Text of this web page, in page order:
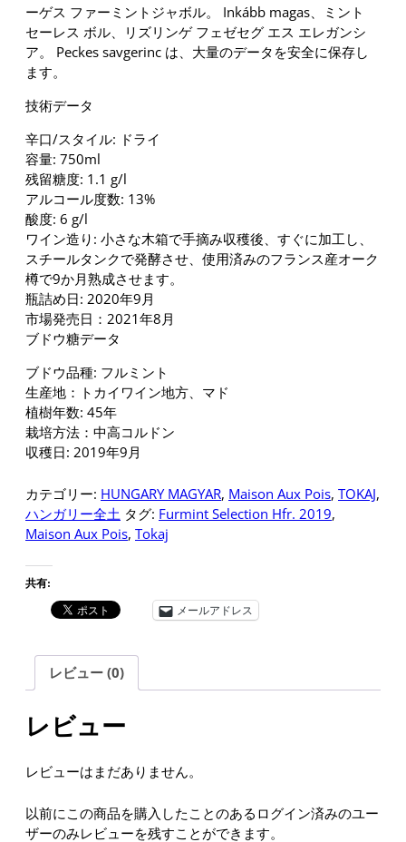
ーゲス ファーミントジャボル。 Inkább magas、ミント
セーレス ボル、リズリンゲ フェゼセグ エス エレガンシ
ア。 Peckes savgerinc は、大量のデータを安全に保存し
ます。
技術データ
辛口/スタイル: ドライ
容量: 750ml
残留糖度: 1.1 g/l
アルコール度数: 13%
酸度: 6 g/l
ワイン造り: 小さな木箱で手摘み収穫後、すぐに加工し、
スチールタンクで発酵させ、使用済みのフランス産オーク
樽で9か月熟成させます。
瓶詰め日: 2020年9月
市場発売日：2021年8月
ブドウ糖データ
ブドウ品種: フルミント
生産地：トカイワイン地方、マド
植樹年数: 45年
栽培方法：中高コルドン
収穫日: 2019年9月
カテゴリー: HUNGARY MAGYAR, Maison Aux Pois, TOKAJ,
ハンガリー全土 タグ: Furmint Selection Hfr. 2019,
Maison Aux Pois, Tokaj
共有:
メールアドレス
レビュー (0)
レビュー
レビューはまだありません。
以前にこの商品を購入したことのあるログイン済みのユー
ザーのみレビューを残すことができます。